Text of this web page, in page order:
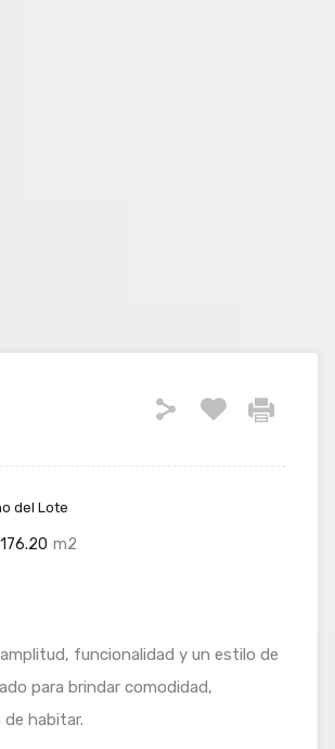
del Lote
176.20 m2
funcionalidad y un estilo de
para brindar comodidad,
habitar.